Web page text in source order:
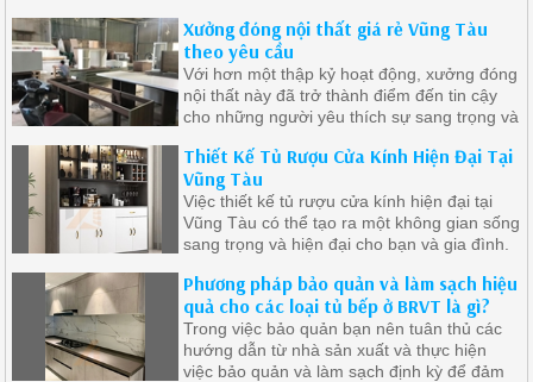
Xưởng đóng nội thất giá rẻ Vũng Tàu
theo yêu cầu
Với hơn một thập kỷ hoạt động, xưởng đóng
nội thất này đã trở thành điểm đến tin cậy
cho những người yêu thích sự sang trọng và
Thiết Kế Tủ Rượu Cửa Kính Hiện Đại Tại
Vũng Tàu
Việc thiết kế tủ rượu cửa kính hiện đại tại
Vũng Tàu có thể tạo ra một không gian sống
sang trọng và hiện đại cho bạn và gia đình.
Phương pháp bảo quản và làm sạch hiệu
quả cho các loại tủ bếp ở BRVT là gì?
Trong việc bảo quản bạn nên tuân thủ các
hướng dẫn từ nhà sản xuất và thực hiện
việc bảo quản và làm sạch định kỳ để đảm